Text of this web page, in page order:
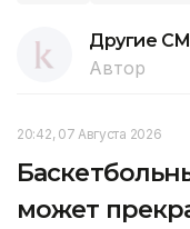
Другие
Автор
20:42, 07 Августа 2026
может